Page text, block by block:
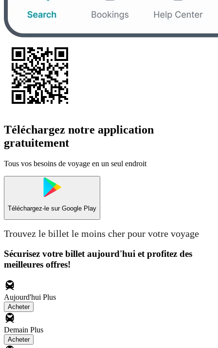
Téléchargez notre application
gratuitement
Tous vos besoins de voyage en un seul endroit
Téléchargez-le sur Google Play
Trouvez le billet le moins cher pour votre voyage
Sécurisez votre billet aujourd'hui et profitez des
meilleures offres!
Aujourd'hui Plus
Acheter
Demain Plus
Acheter